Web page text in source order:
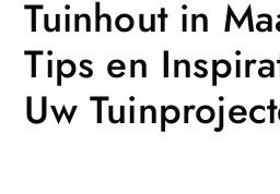
Tuinhout in
Tips en
Uw